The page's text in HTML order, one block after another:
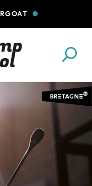
RECRUTE